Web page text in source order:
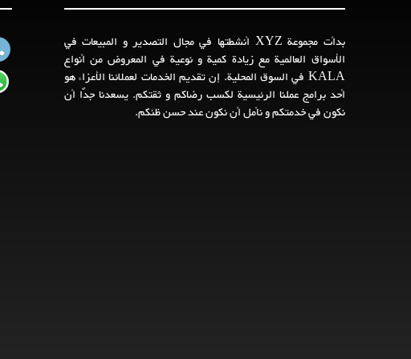
بدأت مجموعة XYZ أنشطتها في مجال التصدير و المبيعات في
الأسواق العالمية مع زيادة كمية و نوعية في المعروض من أنواع
KALA في السوق المحلية. إن تقديم الخدمات لعملائنا الأعزاء هو
أحد برامج عملنا الرئيسية لكسب رضاكم و ثقتكم. يسعدنا جدًا أن
نكون في خدمتكم و نأمل أن نكون عند حسن ظنكم.